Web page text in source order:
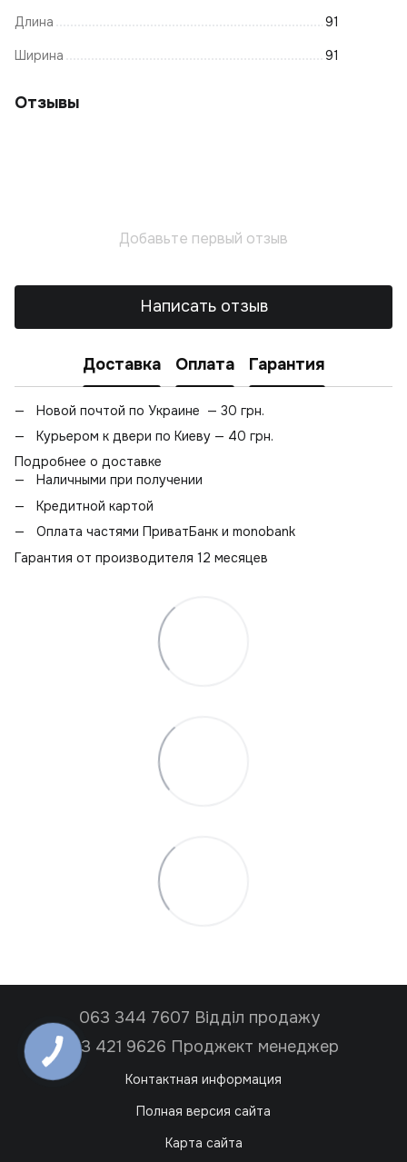
Длина 91
Ширина 91
Отзывы
Добавьте первый отзыв
Написать отзыв
Доставка Оплата Гарантия
Новой почтой по Украине — 30 грн.
Курьером к двери по Киеву — 40 грн.
Подробнее о доставке
Наличными при получении
Кредитной картой
Оплата частями ПриватБанк и monobank
Гарантия от производителя 12 месяцев
063 344 7607 Відділ продажу
063 421 9626 Проджект менеджер
Контактная информация
Полная версия сайта
Карта сайта